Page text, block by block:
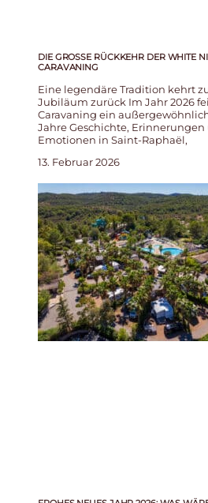
DIE GROSSE RÜCKKEHR DER WHITE
ARAVANING
Eine legendäre Tradition kehrt
Jubiläum zurück Im Jahr 2026
Caravaning ein
Jahre Geschichte,
Emotionen in Saint-Raphaël,
13. Februar 2026